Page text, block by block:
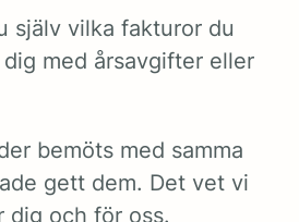
själv vilka fakturor du
med årsavgifter eller
bemöts med samma
gett dem. Det vet vi
dig och för oss.